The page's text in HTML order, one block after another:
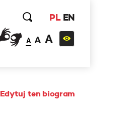
PL EN
A A A
Edytuj ten biogram